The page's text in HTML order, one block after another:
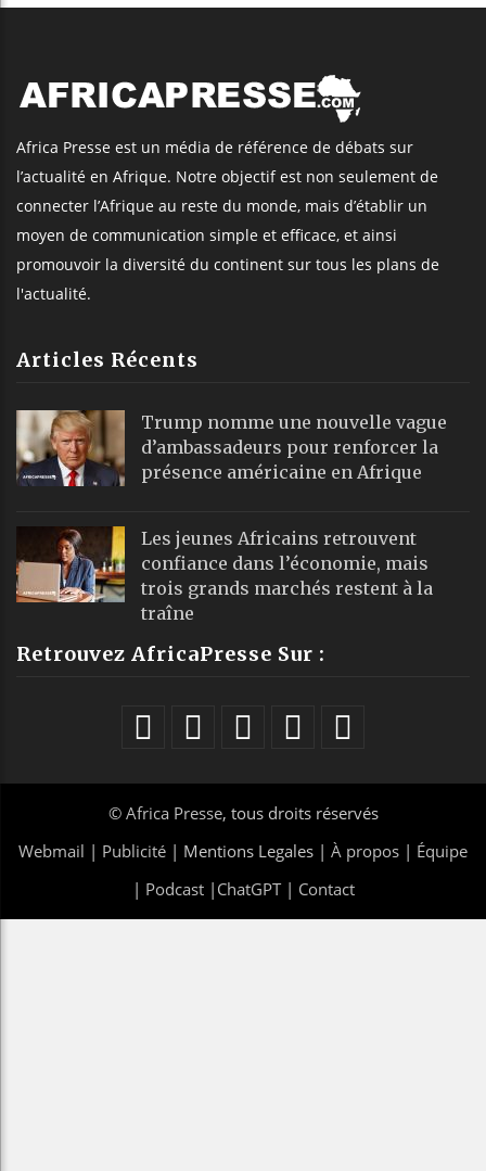
Africa Presse est un média de référence de débats sur
l’actualité en Afrique. Notre objectif est non seulement de
connecter l’Afrique au reste du monde, mais d’établir un
moyen de communication simple et efficace, et ainsi
promouvoir la diversité du continent sur tous les plans de
l'actualité.
Articles Récents
Trump nomme une nouvelle vague
d’ambassadeurs pour renforcer la
présence américaine en Afrique
Les jeunes Africains retrouvent
confiance dans l’économie, mais
trois grands marchés restent à la
traîne
Retrouvez AfricaPresse Sur :
© Africa Presse, tous droits réservés
Webmail | Publicité | Mentions Legales | À propos | Équipe
| Podcast| ChatGPT| Contact